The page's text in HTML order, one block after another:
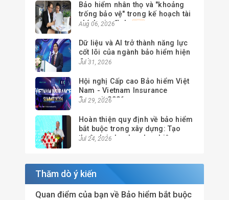
Bảo hiểm nhân thọ và "khoảng
trống bảo vệ" trong kế hoạch tài
chính gia đình
Aug 06, 2026
Dữ liệu và AI trở thành năng lực
cốt lõi của ngành bảo hiểm hiện
đại
Jul 31, 2026
Hội nghị Cấp cao Bảo hiểm Việt
Nam - Vietnam Insurance
Summit 2026
Jul 29, 2026
Hoàn thiện quy định về bảo hiểm
bắt buộc trong xây dựng: Tạo
thuận lợi cho doanh nghiệp,
Jul 24, 2026
Thăm dò ý kiến
Quan điểm của bạn về Bảo hiểm bắt buộc